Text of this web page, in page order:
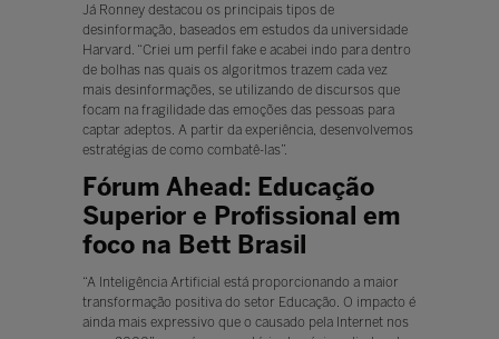
Já Ronney destacou os principais tipos de
desinformação, baseados em estudos da universidade
Harvard. “Criei um perfil fake e acabei indo para dentro
de bolhas nas quais os algoritmos trazem cada vez
mais desinformações, se utilizando de discursos que
focam na fragilidade das emoções das pessoas para
captar adeptos. A partir da experiência, desenvolvemos
estratégias de como combatê-las”.
Fórum Ahead: Educação
Superior e Profissional em
foco na Bett Brasil
“A Inteligência Artificial está proporcionando a maior
transformação positiva do setor Educação. O impacto é
ainda mais expressivo que o causado pela Internet nos